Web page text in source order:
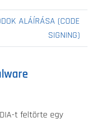
ALÁÍRÁSA (CODE
SIGNING)
t feltörte egy